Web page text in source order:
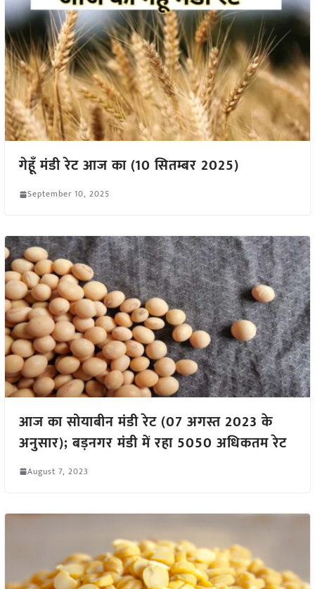
गेहूँ मंडी रेट आज का (10 सितम्बर 2025)
September 10, 2025
आज का सोयाबीन मंडी रेट (07 अगस्त 2023 के
अनुसार); बड़नगर मंडी में रहा 5050 अधिकतम रेट
August 7, 2023